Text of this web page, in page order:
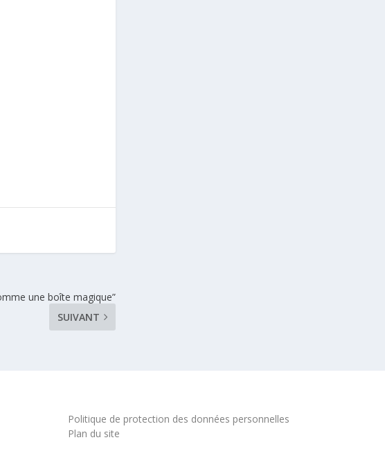
une boîte magique”
SUIVANT
Politique de protection des données personnelles
Plan du site